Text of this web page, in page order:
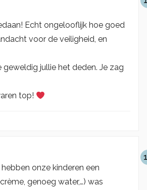
Echt ongelooflijk hoe goed
voor de veiligheid, en
jullie het deden. Je zag
top!
onze kinderen een
genoeg water,…) was